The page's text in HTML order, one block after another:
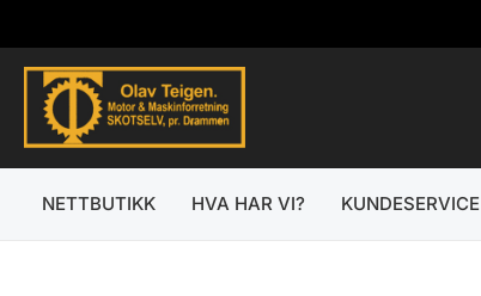
rett
innholdet
NETTBUTIKK HVA HAR VI? KUNDESERVICE